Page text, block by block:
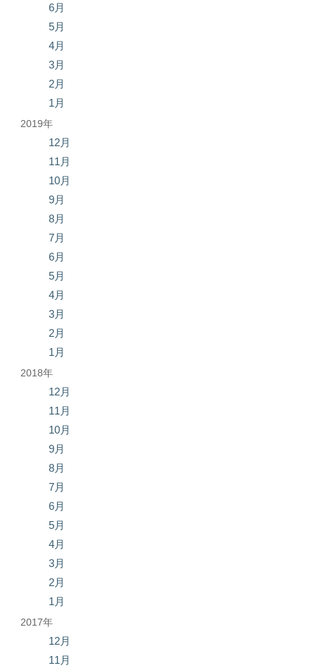
6月
5月
4月
3月
2月
1月
2019年
12月
11月
10月
9月
8月
7月
6月
5月
4月
3月
2月
1月
2018年
12月
11月
10月
9月
8月
7月
6月
5月
4月
3月
2月
1月
2017年
12月
11月